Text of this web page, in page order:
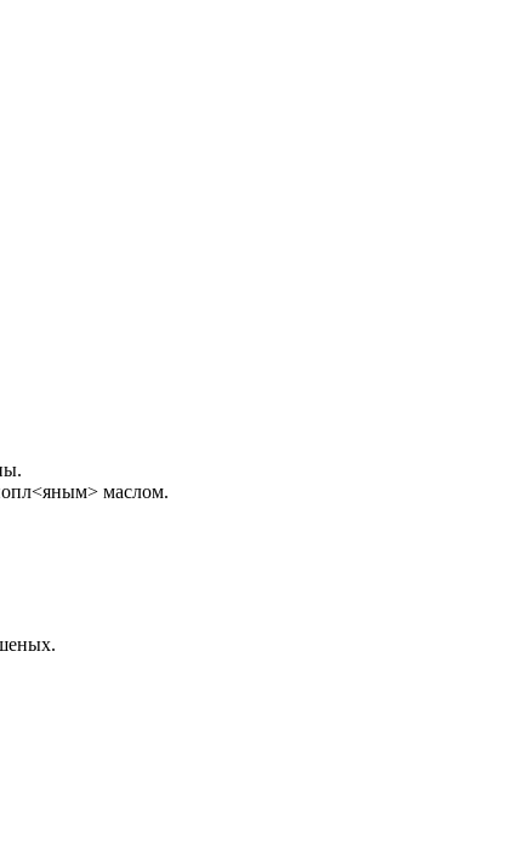
маслом.